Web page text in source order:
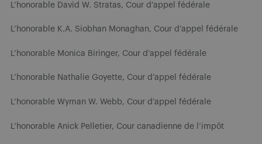
L’honorable David W. Stratas, Cour d’appel fédérale
L’honorable K.A. Siobhan Monaghan, Cour d’appel fédérale
L’honorable Monica Biringer, Cour d’appel fédérale
L’honorable Nathalie Goyette, Cour d’appel fédérale
L’honorable Wyman W. Webb, Cour d’appel fédérale
L’honorable Anick Pelletier, Cour canadienne de l’impôt